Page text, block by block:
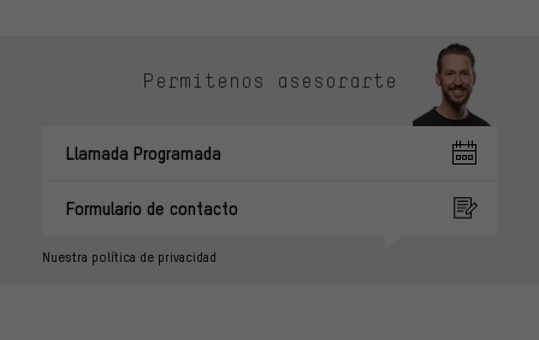
Permítenos asesorarte
Llamada Programada
Formulario de contacto
Nuestra política de privacidad